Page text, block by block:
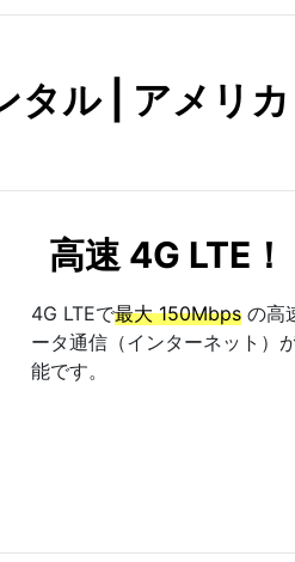
タル | アメリカ
高速 4G LTE！
4G LTEで最大 150Mbps の高
ータ通信（インターネット）
能です。